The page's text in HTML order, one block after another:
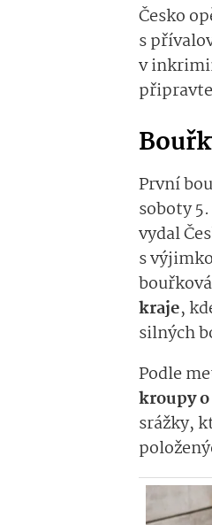
Česko
s
v
První
soboty
vydal
s
kraje,
silných
Podle
kroupy
srážky,